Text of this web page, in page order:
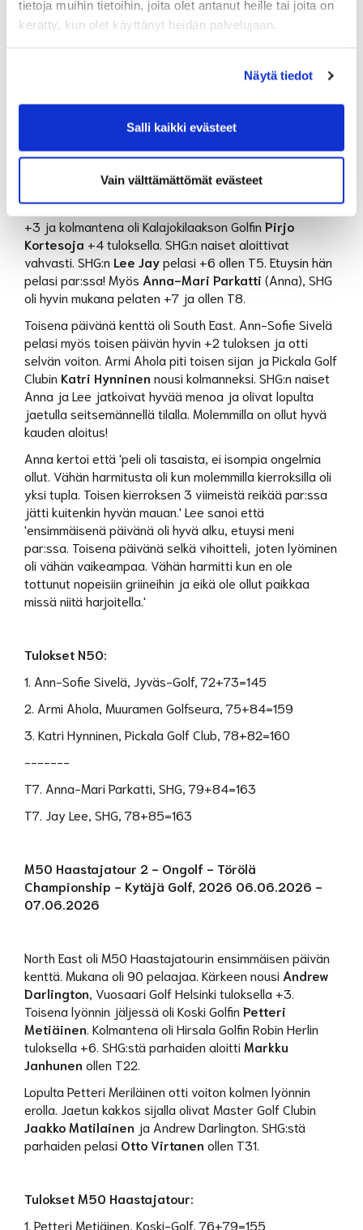
tietoja muihin tietoihin, joita olet antanut heille tai joita on
kerätty, kun olet käyttänyt heidän palvelujaan.
Näytä tiedot
Salli kaikki evästeet
Vain välttämättömät evästeet
T128. Rami Söderlund, SHG,89+84=173
FST3 N50 - Ongolf - Törölä Championship - Kytäjä
Golf SE ja NE, 2026 06.06.2026 - 07.06.2026
N50 aloittivat ensimmäisenä päivänä North East
kentällä. Kisassa mukana oli 65 naista. Johtopaikan otti
Ann-Sofie Sivelä , Jyväs-Golf upealla par tuloksella.
Muuramen GolfseuranArmi Aholaoli toisena tuloksella
+3 ja kolmantena oli Kalajokilaakson Golfin Pirjo
Kortesoja +4 tuloksella. SHG:n naiset aloittivat
vahvasti. SHG:n Lee Jaypelasi +6 ollen T5. Etuysin hän
pelasi par:ssa! Myös Anna-Mari Parkatti (Anna), SHG
oli hyvin mukana pelaten +7 ja ollen T8.
Toisena päivänä kenttä oli South East. Ann-Sofie Sivelä
pelasi myös toisen päivän hyvin +2 tuloksen ja otti
selvän voiton. Armi Ahola piti toisen sijan ja Pickala Golf
Clubin Katri Hynninen nousi kolmanneksi. SHG:n naiset
Anna ja Lee jatkoivat hyvää menoa ja olivat lopulta
jaetulla seitsemännellä tilalla. Molemmilla on ollut hyvä
kauden aloitus!
Anna kertoi että 'peli oli tasaista, ei isompia ongelmia
ollut. Vähän harmitusta oli kun molemmilla kierroksilla oli
yksi tupla. Toisen kierroksen 3 viimeistä reikää par:ssa
jätti kuitenkin hyvän mauan.' Lee sanoi että
'ensimmäisenä päivänä oli hyvä alku, etuysi meni
par:ssa. Toisena päivänä selkä vihoitteli, joten lyöminen
oli vähän vaikeampaa. Vähän harmitti kun en ole
tottunut nopeisiin griineihin ja eikä ole ollut paikkaa
missä niitä harjoitella.'
Tulokset N50:
1. Ann-Sofie Sivelä, Jyväs-Golf, 72+73=145
2. Armi Ahola, Muuramen Golfseura, 75+84=159
3. Katri Hynninen, Pickala Golf Club, 78+82=160
-------
T7. Anna-Mari Parkatti, SHG, 79+84=163
T7. Jay Lee, SHG, 78+85=163
M50 Haastajatour 2 - Ongolf - Törölä
Championship - Kytäjä Golf, 2026 06.06.2026 -
07.06.2026
North East oli M50 Haastajatourin ensimmäisen päivän
kenttä. Mukana oli 90 pelaajaa. Kärkeen nousi Andrew
Darlington , Vuosaari Golf Helsinki tuloksella +3.
Toisena lyönnin jäljessä oli Koski Golfin Petteri
Metiäinen . Kolmantena oli Hirsala Golfin Robin Herlin
tuloksella +6. SHG:stä parhaiden aloitti Markku
Janhunen ollen T22.
Lopulta Petteri Meriläinen otti voiton kolmen lyönnin
erolla. Jaetun kakkos sijalla olivat Master Golf Clubin
Jaakko Matilainen ja Andrew Darlington. SHG:stä
parhaiden pelasi Otto Virtanen ollen T31.
Tulokset M50 Haastajatour:
1. Petteri Metiäinen, Koski-Golf, 76+79=155